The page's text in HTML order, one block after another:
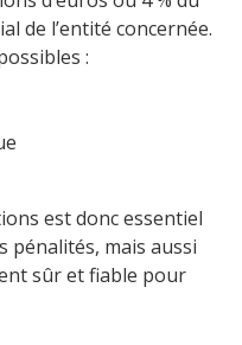
de l’entité concernée.
:
est donc essentiel
pénalités, mais aussi
sûr et fiable pour